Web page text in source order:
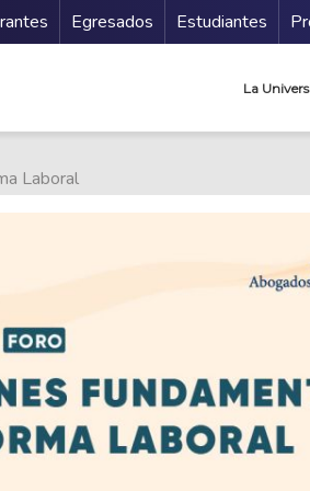
Secundario
Egresados Estudiantes
La
Laboral